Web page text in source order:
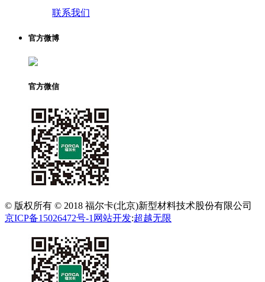
联系我们
官方微博
官方微信
© 版权所有 © 2018 福尔卡(北京)新型材料技术股份有限公司
京ICP备15026472号-1 网站开发:超越无限